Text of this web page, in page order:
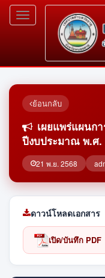
Toggle
navigation
ย้อนกลับ
เผยแพร่แผนก
ปีงบประมาณ พ.ศ.
21 พ.ย. 2568
ดาวน์โหลดเอกสาร
เปิด/บันทึก PDF